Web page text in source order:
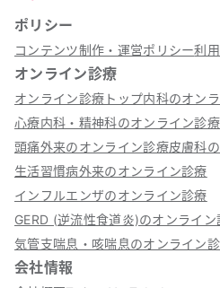
ポリシー
コンテンツ制作・運営ポリシー利
オンライン診療
オンライン診療トップ内科のオン
心療内科・精神科のオンライン診療
頭痛外来のオンライン診療皮膚科
生活習慣病外来のオンライン診療
インフルエンザのオンライン診療
GERD (逆流性食道炎)のオンライン
気管支喘息・咳喘息のオンライン
会社情報